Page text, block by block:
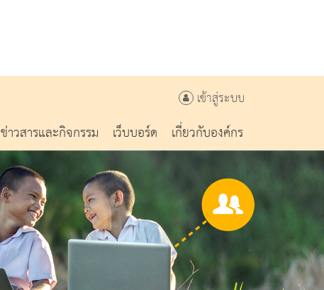
เข้าสู่ระบบ
ข่าวสารและกิจกรรม เว็บบอร์ด เกี่ยวกับองค์กร